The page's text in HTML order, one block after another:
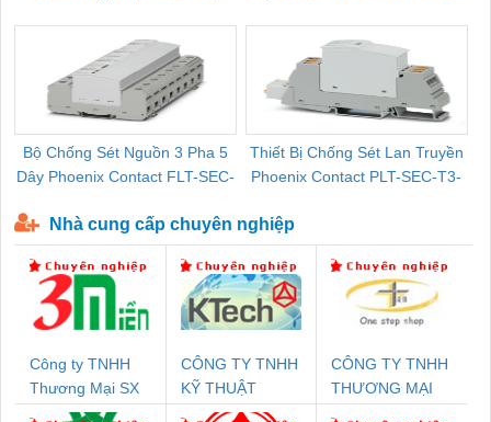
Bộ Chống Sét Nguồn 3 Pha 5
Dây Phoenix Contact FLT-SEC-
Thiết Bị Chống Sét Lan Truyền
Phoenix Contact PLT-SEC-T3-
Nhà cung cấp chuyên nghiệp
Công ty TNHH
Thương Mại SX
Ba Miền
CÔNG TY TNHH
KỸ THUẬT
KTECH VIỆT
CÔNG TY TNHH
THƯƠNG MẠI